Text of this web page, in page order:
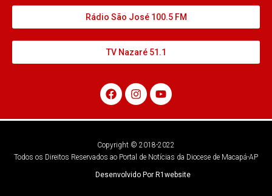
Rádio São José 100.5 FM
TV Nazaré 51.1
Copyright © 2018-2022
Todos os Direitos Reservados ao Portal de Notícias da Diocese de Macapá-AP
Desenvolvido Por R1website